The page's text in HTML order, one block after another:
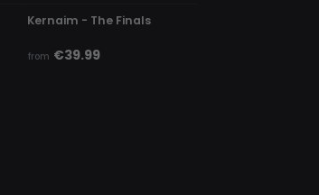
Kernaim - The Finals
from €39.99